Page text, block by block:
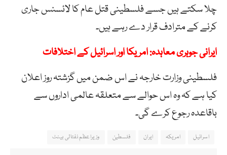
چلا سکتے ہیں جسے فلسطینی قتل عام کا لائسنس جاری
کرنے کے مترادف قرار دے رہے ہیں۔
ایرانی جوہری معاہدہ: امریکا اور اسرائیل کے اختلافات
فلسطینی وزارت خارجہ نے اس ضمن میں گزشتہ روز اعلان
کیا ہے کہ وہ اس حوالے سے متعلقہ عالمی اداروں سے
باقاعدہ رجوع کرے گی۔
اسرائیل امریکہ ایران فلسطین وزیراعظم نفتالی بینٹ